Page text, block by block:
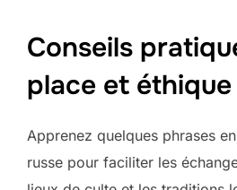
Conseils
place et
Apprenez quelques phrases
russe pour faciliter les